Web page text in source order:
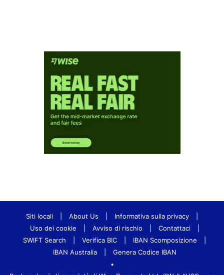
Siti locali About Us Informativa sulla privacy
Uso dei cookie
Avviso di rischio Contattaci
SWIFT Search
Verifica BIC IBAN Scomposizione
IBAN Australia
Genera Codice IBAN
•